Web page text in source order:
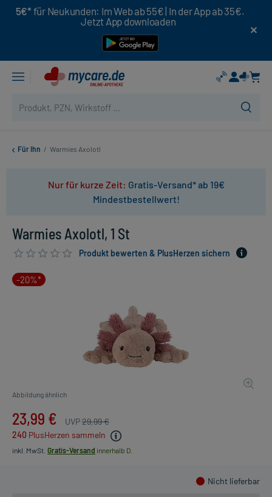
5€* für Neukunden: Im Web ab 55€ | In der App ab 35€.
Jetzt App downloaden
Für Ihn / Warmies Axolotl
Nur für kurze Zeit: Gratis-Versand* ab 19€
Mindestbestellwert!
Warmies Axolotl, 1 St
Produkt bewerten & PlusHerzen sichern
-20%*
Abbildung ähnlich
23,99 € UVP29,99 €
240 PlusHerzen sammeln
inkl. MwSt. Gratis-Versand innerhalb D.
Nicht lieferbar